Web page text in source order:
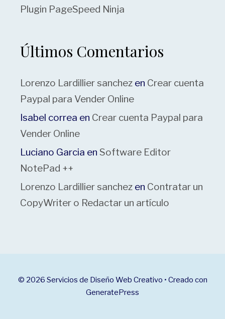
Plugin PageSpeed Ninja
Últimos Comentarios
Lorenzo Lardillier sanchez en Crear cuenta
Paypal para Vender Online
Isabel correa en Crear cuenta Paypal para
Vender Online
Luciano Garcia en Software Editor
NotePad ++
Lorenzo Lardillier sanchez en Contratar un
CopyWriter o Redactar un artículo
© 2026 Servicios de Diseño Web Creativo • Creado con
GeneratePress